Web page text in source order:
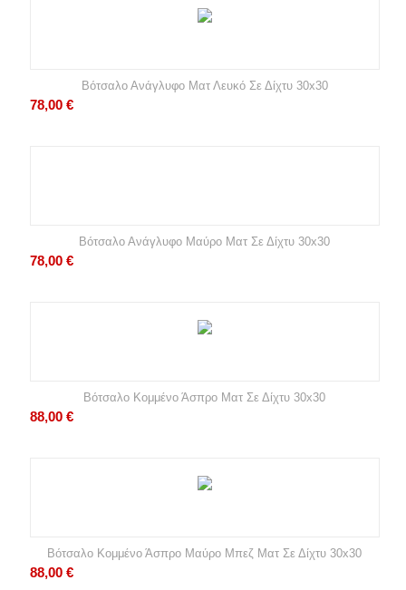
Βότσαλο Ανάγλυφο Ματ Λευκό Σε Δίχτυ 30x30
78,00 €
Βότσαλο Ανάγλυφο Μαύρο Ματ Σε Δίχτυ 30x30
78,00 €
Βότσαλο Κομμένο Άσπρο Ματ Σε Δίχτυ 30x30
88,00 €
Βότσαλο Κομμένο Άσπρο Μαύρο Μπεζ Ματ Σε Δίχτυ 30x30
88,00 €